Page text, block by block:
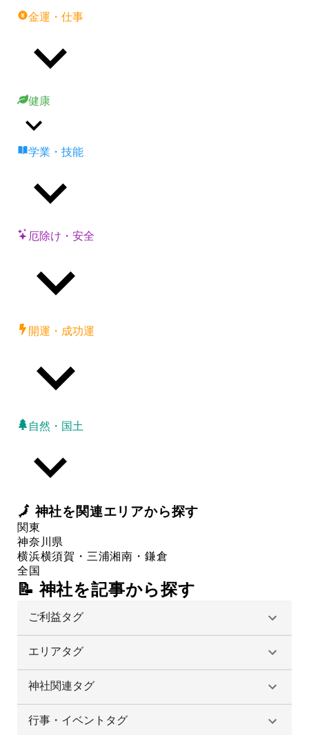
金運・仕事
健康
学業・技能
厄除け・安全
開運・成功運
自然・国土
🗾神社を関連エリアから探す
関東
神奈川県
横浜横須賀・三浦湘南・鎌倉
全国
📝 神社を記事から探す
ご利益タグ
エリアタグ
神社関連タグ
行事・イベントタグ